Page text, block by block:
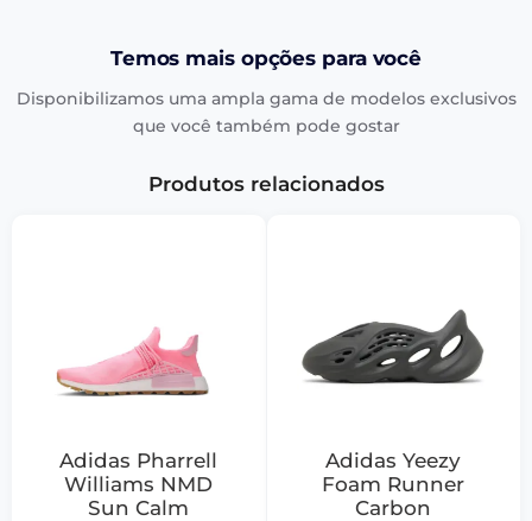
Temos mais opções para você
Disponibilizamos uma ampla gama de modelos exclusivos
que você também pode gostar
Produtos relacionados
Adidas Pharrell
Williams NMD
Sun Calm
Adidas Yeezy
Foam Runner
Carbon